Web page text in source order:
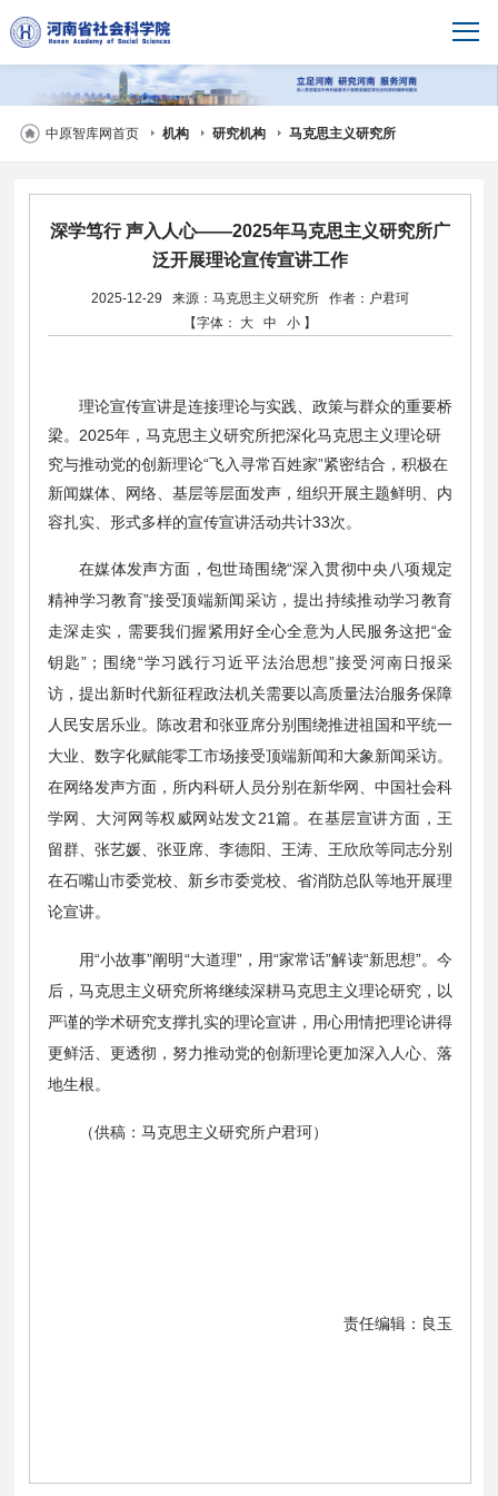
中原智库网首页 机构 研究机构 马克思主义研究所
深学笃行 声入人心——2025年马克思主义研究所广
泛开展理论宣传宣讲工作
2025-12-29 来源：马克思主义研究所
作者：户君珂
【字体：
大 中 小 】
理论宣传宣讲是连接理论与实践、政策与群众的重要桥
梁。2025年，马克思主义研究所把深化马克思主义理论研
究与推动党的创新理论“飞入寻常百姓家”紧密结合，积极在
新闻媒体、网络、基层等层面发声，组织开展主题鲜明、内
容扎实、形式多样的宣传宣讲活动共计33次。
在媒体发声方面，包世琦围绕“深入贯彻中央八项规定
精神学习教育”接受顶端新闻采访，提出持续推动学习教育
走深走实，需要我们握紧用好全心全意为人民服务这把“金
钥匙”；围绕“学习践行习近平法治思想”接受河南日报采
访，提出新时代新征程政法机关需要以高质量法治服务保障
人民安居乐业。陈改君和张亚席分别围绕推进祖国和平统一
大业、数字化赋能零工市场接受顶端新闻和大象新闻采访。
在网络发声方面，所内科研人员分别在新华网、中国社会科
学网、大河网等权威网站发文21篇。在基层宣讲方面，王
留群、张艺媛、张亚席、李德阳、王涛、王欣欣等同志分别
在石嘴山市委党校、新乡市委党校、省消防总队等地开展理
论宣讲。
用“小故事”阐明“大道理”，用“家常话”解读“新思想”。今
后，马克思主义研究所将继续深耕马克思主义理论研究，以
严谨的学术研究支撑扎实的理论宣讲，用心用情把理论讲得
更鲜活、更透彻，努力推动党的创新理论更加深入人心、落
地生根。
（供稿：马克思主义研究所户君珂）
责任编辑：良玉